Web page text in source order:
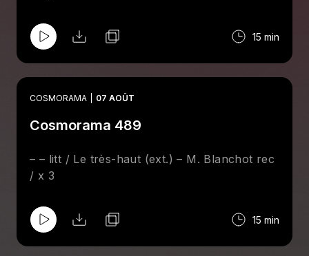
15 min
COSMORAMA 07 AOÛT
Cosmorama 489
– – litt / Le très-haut (ext.) – M. Blanchot rec
/ x 3
15 min